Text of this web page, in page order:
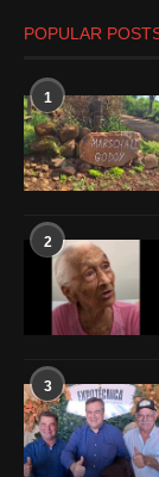
POPULAR
1
2
3